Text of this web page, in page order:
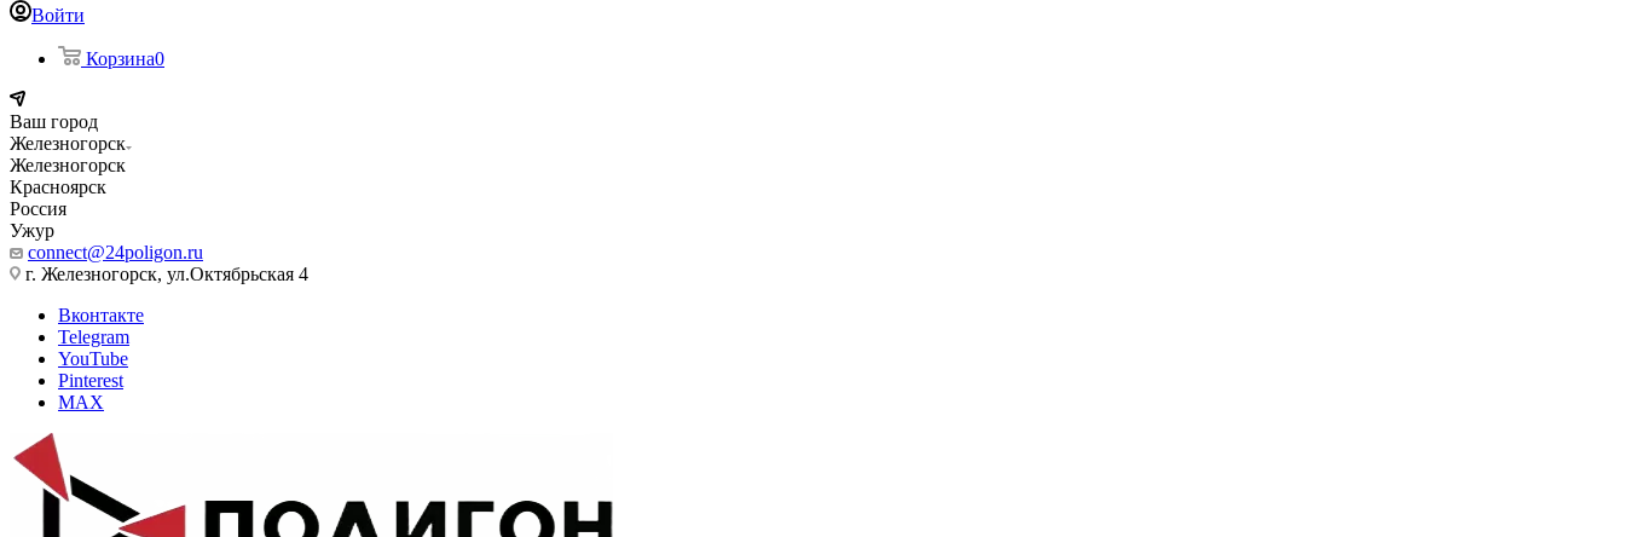
Войти
Корзина0
Ваш город
Железногорск
Железногорск
Красноярск
Россия
Ужур
connect@24poligon.ru
г. Железногорск, ул.Октябрьская 4
Вконтакте
Telegram
YouTube
Pinterest
MAX